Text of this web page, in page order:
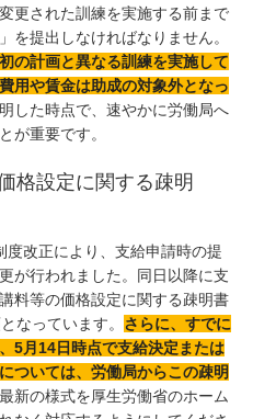
更された訓練を実施する前まで
を提出しなければなりません。
の計画と異なる訓練を実施して
用や賃金は助成の対象外となっ
した時点で、速やかに労働局へ
が重要です。
格設定に関する疎明
改正により、支給申請時の提
が行われました。同日以降に支
料等の価格設定に関する疎明書
なっています。 さらに、すでに
5月14日時点で支給決定または
ついては、労働局からこの疎明
最新の様式を厚生労働省のホーム